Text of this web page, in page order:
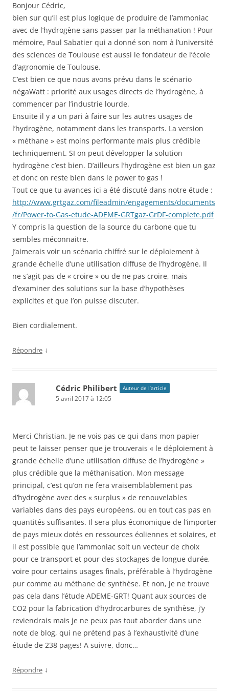
Bonjour Cédric,
bien sur qu’il est plus logique de produire de l’ammoniac
avec de l’hydrogène sans passer par la méthanation ! Pour
mémoire, Paul Sabatier qui a donné son nom à l’université
des sciences de Toulouse est aussi le fondateur de l’école
d’agronomie de Toulouse.
C’est bien ce que nous avons prévu dans le scénario
négaWatt : priorité aux usages directs de l’hydrogène, à
commencer par l’industrie lourde.
Ensuite il y a un pari à faire sur les autres usages de
l’hydrogène, notamment dans les transports. La version
« méthane » est moins performante mais plus crédible
techniquement. SI on peut développer la solution
hydrogène c’est bien. D’ailleurs l’hydrogène est bien un gaz
et donc on reste bien dans le power to gas !
Tout ce que tu avances ici a été discuté dans notre étude :
http://www.grtgaz.com/fileadmin/engagements/documents
/fr/Power-to-Gas-etude-ADEME-GRTgaz-GrDF-complete.pdf
Y compris la question de la source du carbone que tu
sembles méconnaitre.
J’aimerais voir un scénario chiffré sur le déploiement à
grande échelle d’une utilisation diffuse de l’hydrogène. Il
ne s’agit pas de « croire » ou de ne pas croire, mais
d’examiner des solutions sur la base d’hypothèses
explicites et que l’on puisse discuter.
Bien cordialement.
Répondre ↓
Cédric Philibert Auteur de l’article
5 avril 2017 à 12:05
Merci Christian. Je ne vois pas ce qui dans mon papier
peut te laisser penser que je trouverais « le déploiement à
grande échelle d’une utilisation diffuse de l’hydrogène »
plus crédible que la méthanisation. Mon message
principal, c’est qu’on ne fera vraisemblablement pas
d’hydrogène avec des « surplus » de renouvelables
variables dans des pays européens, ou en tout cas pas en
quantités suffisantes. Il sera plus économique de l’importer
de pays mieux dotés en ressources éoliennes et solaires, et
il est possible que l’ammoniac soit un vecteur de choix
pour ce transport et pour des stockages de longue durée,
voire pour certains usages finals, préférable à l’hydrogène
pur comme au méthane de synthèse. Et non, je ne trouve
pas cela dans l’étude ADEME-GRT! Quant aux sources de
CO2 pour la fabrication d’hydrocarbures de synthèse, j’y
reviendrais mais je ne peux pas tout aborder dans une
note de blog, qui ne prétend pas à l’exhaustivité d’une
étude de 238 pages! A suivre, donc…
Répondre ↓